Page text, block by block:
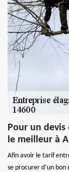
Pour un devis
le meilleur à
Afin avoir le tarif
se procurer d’un